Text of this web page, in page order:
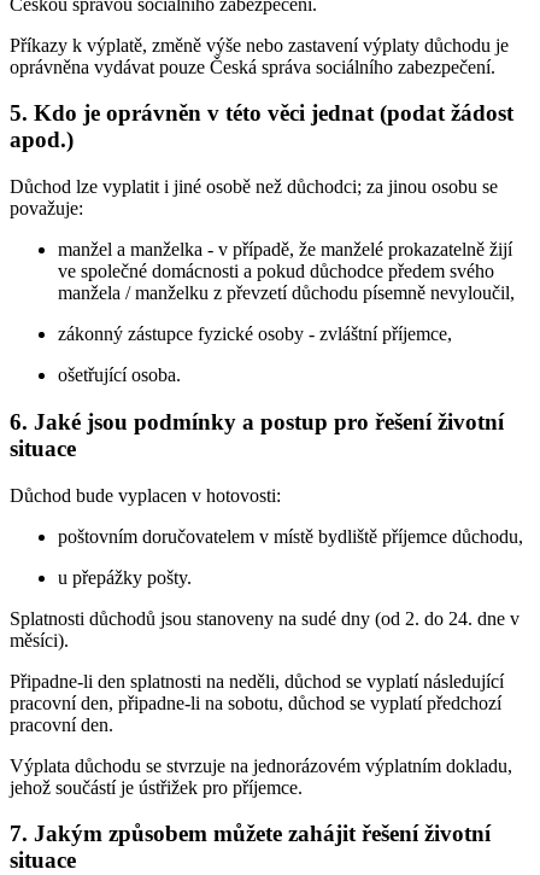
Příkazy k výplatě, změně výše nebo zastavení výplaty důchodu je
oprávněna vydávat pouze Česká správa sociálního zabezpečení.
5. Kdo je oprávněn v této věci jednat (podat žádost
apod.)
Důchod lze vyplatit i jiné osobě než důchodci; za jinou osobu se
považuje:
manžel a manželka - v případě, že manželé prokazatelně žijí
ve společné domácnosti a pokud důchodce předem svého
manžela / manželku z převzetí důchodu písemně nevyloučil,
zákonný zástupce fyzické osoby - zvláštní příjemce,
ošetřující osoba.
6. Jaké jsou podmínky a postup pro řešení životní
situace
Důchod bude vyplacen v hotovosti:
poštovním doručovatelem v místě bydliště příjemce důchodu,
u přepážky pošty.
Splatnosti důchodů jsou stanoveny na sudé dny (od 2. do 24. dne v
měsíci).
Připadne-li den splatnosti na neděli, důchod se vyplatí následující
pracovní den, připadne-li na sobotu, důchod se vyplatí předchozí
pracovní den.
Výplata důchodu se stvrzuje na jednorázovém výplatním dokladu,
jehož součástí je ústřižek pro příjemce.
7. Jakým způsobem můžete zahájit řešení životní
situace